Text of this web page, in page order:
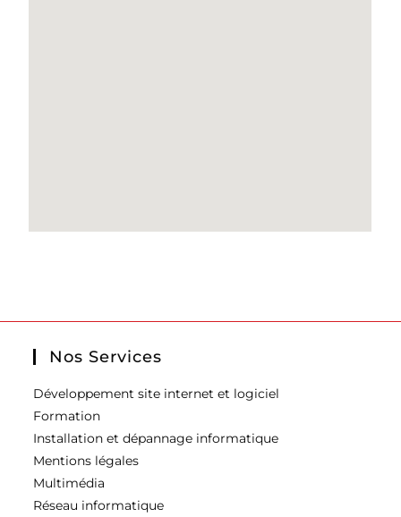
Nos Services
Développement site internet et logiciel
Formation
Installation et dépannage informatique
Mentions légales
Multimédia
Réseau informatique